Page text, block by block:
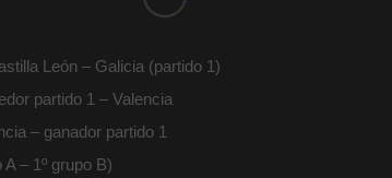
León – Galicia (partido 1)
partido 1 – Valencia
– ganador partido 1
– 1º grupo B)